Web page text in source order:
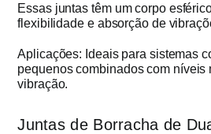
Essas juntas têm um corpo
flexibilidade e absorção de
Aplicações: Ideais para sistemas
pequenos combinados com níveis
vibração.
Juntas de Borracha de